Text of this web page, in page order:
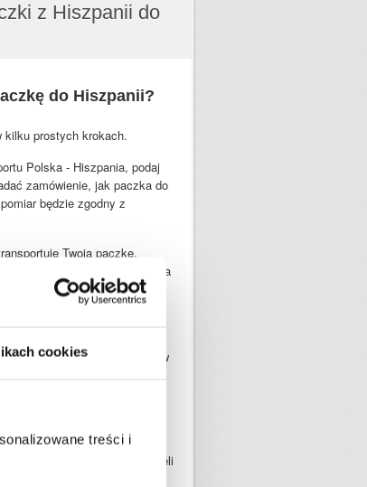
cookies
treści i
z Hiszpanii do
do Hiszpanii?
kilku prostych krokach.
Polska - Hiszpania, podaj
zamówienie, jak paczka do
będzie zgodny z
Twoją paczkę.
wybierz najtańszego kuriera
- wybierz najszybszego.
skutkowac opóźnieniem w
paczki oraz jej wartość. Jeżeli